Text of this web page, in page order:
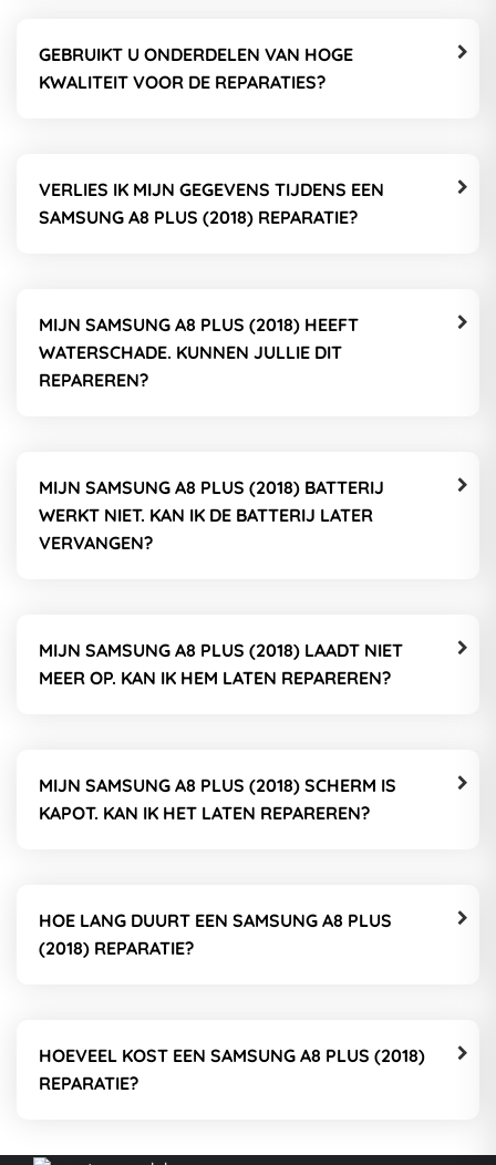
GEBRUIKT U ONDERDELEN VAN HOGE
KWALITEIT VOOR DE REPARATIES?
VERLIES IK MIJN GEGEVENS TIJDENS EEN
SAMSUNG A8 PLUS (2018) REPARATIE?
MIJN SAMSUNG A8 PLUS (2018) HEEFT
WATERSCHADE. KUNNEN JULLIE DIT
REPAREREN?
MIJN SAMSUNG A8 PLUS (2018) BATTERIJ
WERKT NIET. KAN IK DE BATTERIJ LATER
VERVANGEN?
MIJN SAMSUNG A8 PLUS (2018) LAADT NIET
MEER OP. KAN IK HEM LATEN REPAREREN?
MIJN SAMSUNG A8 PLUS (2018) SCHERM IS
KAPOT. KAN IK HET LATEN REPAREREN?
HOE LANG DUURT EEN SAMSUNG A8 PLUS
(2018) REPARATIE?
HOEVEEL KOST EEN SAMSUNG A8 PLUS (2018)
REPARATIE?